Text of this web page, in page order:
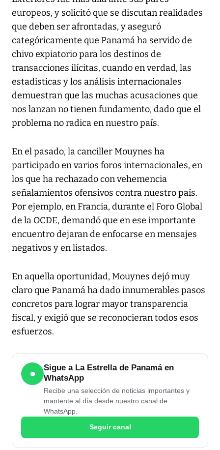
europeos, y solicitó que se discutan realidades
que deben ser afrontadas, y aseguró
categóricamente que Panamá ha servido de
chivo expiatorio para los destinos de
transacciones ilícitas, cuando en verdad, las
estadísticas y los análisis internacionales
demuestran que las muchas acusaciones que
nos lanzan no tienen fundamento, dado que el
problema no radica en nuestro país.
En el pasado, la canciller Mouynes ha
participado en varios foros internacionales, en
los que ha rechazado con vehemencia
señalamientos ofensivos contra nuestro país.
Por ejemplo, en Francia, durante el Foro Global
de la OCDE, demandó que en ese importante
encuentro dejaran de enfocarse en mensajes
negativos y en listados.
En aquella oportunidad, Mouynes dejó muy
claro que Panamá ha dado innumerables pasos
concretos para lograr mayor transparencia
fiscal, y exigió que se reconocieran todos esos
esfuerzos.
●
Sigue a La Estrella de Panamá en
WhatsApp
Recibe una selección de noticias importantes y
mantente al día desde nuestro canal de
WhatsApp.
Seguir canal